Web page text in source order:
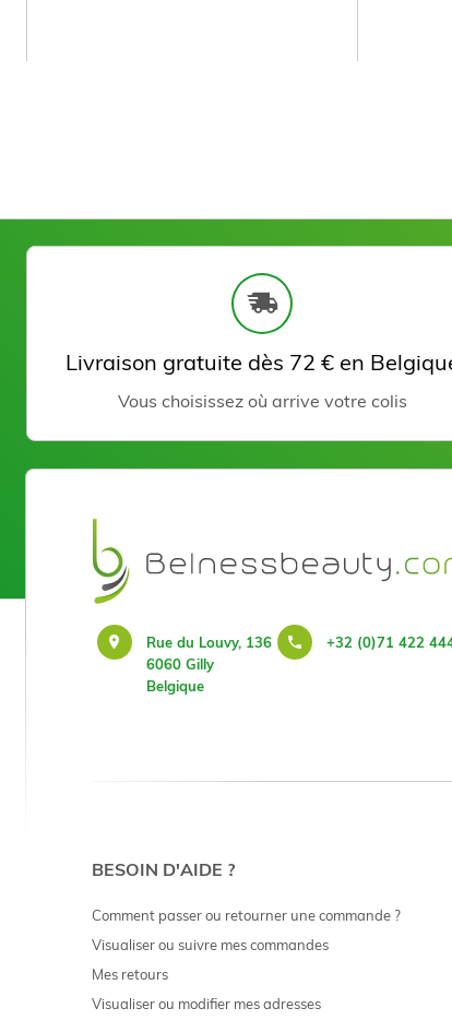
VERT 500GR
Livraison gratuite dès 72 € en
Vous choisissez où arrive votre colis
Rue du Louvy, 136
6060 Gilly
Belgique
+32 (0)71 422
BESOIN D'AIDE ?
Comment passer ou retourner une commande ?
Visualiser ou suivre mes commandes
Mes retours
Visualiser ou modifier mes adresses